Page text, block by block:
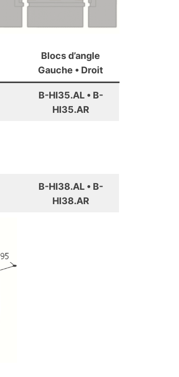
Blocs d’angle
Gauche • Droit
B-HI35.AL • B-
HI35.AR
B-HI38.AL • B-
HI38.AR